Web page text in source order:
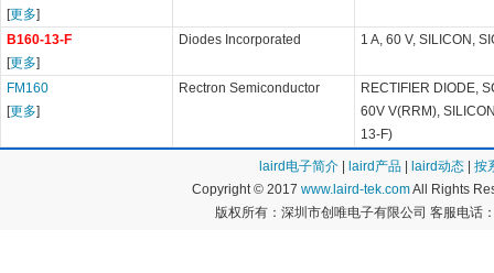
[更多]
B160-13-F
[更多]
Diodes Incorporated 1 A, 60 V, SILICON,
FM160
[更多]
Rectron Semiconductor
RECTIFIER DIODE,
60V V(RRM),
13-F)
laird电子简介 laird产品 laird动态
按
Copyright © 2017 www.laird-tek.comAll Rights
版权所有：深圳市创唯电子有限公司 客服电话